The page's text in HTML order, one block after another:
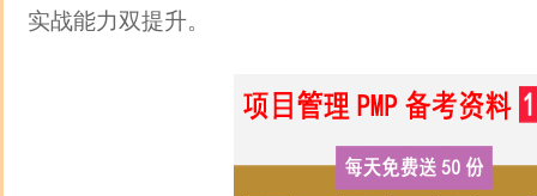
实战能力双提升。